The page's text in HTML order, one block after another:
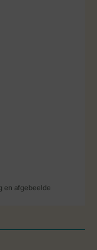
en afgebeelde